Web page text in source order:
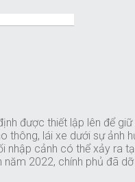
được thiết lập lên để
thông, lái xe dưới sự ảnh
nhập cảnh có thể xảy ra
năm 2022, chính phủ đã